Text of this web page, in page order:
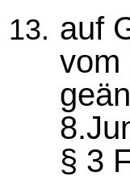
auf
vom
§ 3